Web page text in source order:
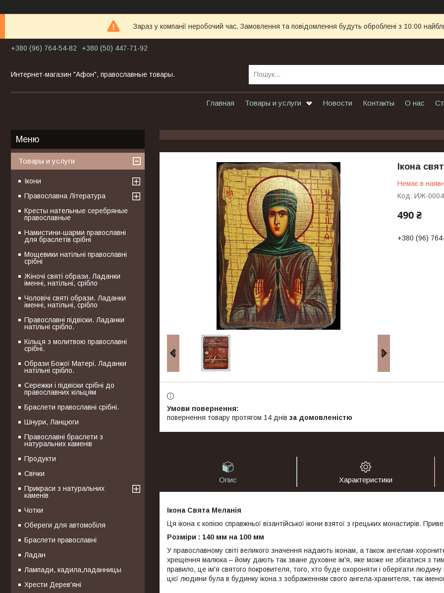
Зараз у компанії неробочий час. Замовлення та повідомлення будуть оброблені з 10:00
+380 (96) 764-54-82 +380 (50) 447-71-92
Интернет-магазин "Афон", православные товары.
Главная Товары и услуги Новости Контакты О нас
Ікона
Немає в
Код: ИЖ-
490 ₴
+380 (96)
повернення товару протягом 14 днів за домовленістю
Опис Характеристики
Ікона Свята Меланія
Ця ікона є копією справжньої візантійської ікони взятої з грецьких монастирів.
Розміри : 140 мм на 100 мм
У православному світі великого значення надають іконам, а також ангелам-
хрещення малюка – йому дають так зване духовне ім'я, яке може не збігатися з
правило, це ім'я святого покровителя, того, хто буде охороняти і оберігати
цієї людини була в будинку ікона з зображенням свого ангела-хранителя, так
Товары и услуги
Ікони
Православна Література
Кресты нательные серебряные
православные
Намистини-шарми православні
для браслетів срібні
Мощевики натільні православні
срібні
Жіночі святі образи. Ладанки
іменні, натільні, срібло
Чоловічі святі образи. Ладанки
іменні, натільні, срібло
Православні підвіски. Ладанки
натільні срібло.
Кільця з молитвою православні
срібні.
Образи Божої Матері. Ладанки
натільні срібло.
Сережки і підвіски срібні до
православних кільцям
Браслети православні срібні.
Шнури, Ланцюги
Православні браслети з
натуральних каменів
Продукти
Свічки
Прикраси з натуральних
каменів
Чотки
Обереги для автомобіля
Браслети православні
Ладан
Лампади, кадила,ладанницы
Хрести Дерев'яні